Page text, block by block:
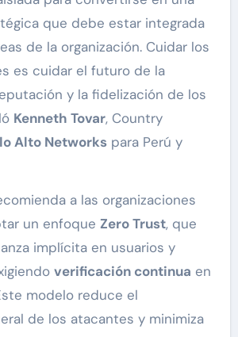
que debe estar integrada
de la organización. Cuidar los
es cuidar el futuro de la
y la fidelización de los
Kenneth Tovar, Country
Alto Networkspara Perú y
a las organizaciones
un enfoque Zero Trust, que
implícita en usuarios y
verificación continua en
modelo reduce el
de los atacantes y minimiza